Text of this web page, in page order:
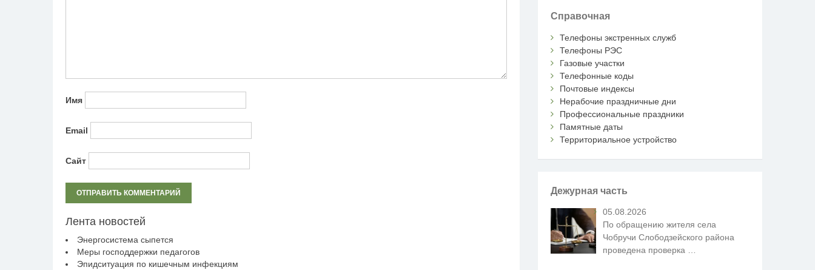
Имя
Email
Сайт
Лента новостей
Энергосистема сыпется
Меры господдержки педагогов
Эпидситуация по кишечным инфекциям
Справочная
Телефоны экстренных служб
Телефоны РЭС
Газовые участки
Телефонные коды
Почтовые индексы
Нерабочие праздничные дни
Профессиональные праздники
Памятные даты
Территориальное устройство
Дежурная часть
05.08.2026
По обращению жителя села
Чобручи Слободзейского района
проведена проверка …